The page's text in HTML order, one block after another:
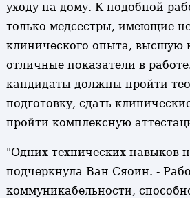
уходу на дому. К подобной
только медсестры, имеющие
клинического опыта, высшую
отличные показатели в
кандидаты должны пройти
подготовку, сдать
пройти комплексную
"Одних технических навыков
подчеркнула Ван Сяоин. -
коммуникабельности,